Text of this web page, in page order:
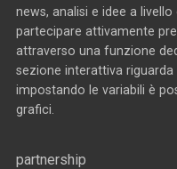
news, analisi e idee a
partecipare attivamente
attraverso una funzione
sezione interattiva
impostando le variabili è
grafici.
partnership